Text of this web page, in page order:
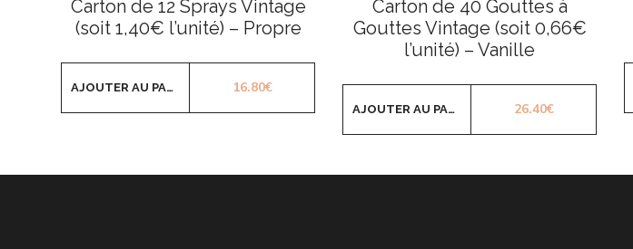
sur
5
Carton de 12 Sprays Vintage
(soit 1,40€ l’unité) – Propre
16.80€
AJOUTER AU PANIER
sur
5
Carton de 40 Gouttes à
Gouttes Vintage (soit 0,66€
l’unité) – Vanille
26.40€
AJOUTER AU PANIER